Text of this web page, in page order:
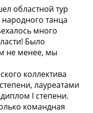
областной тур
народного танца
много
Было
не менее, мы
коллектива
лауреатами
I степени.
командная